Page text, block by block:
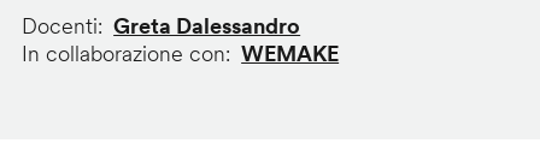
Docenti
Greta Dalessandro
In collaborazione con
WEMAKE